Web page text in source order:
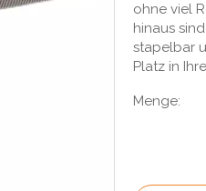
ohne viel
hinaus
stapelbar
Platz in
Menge: